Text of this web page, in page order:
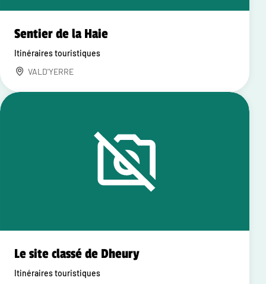
Sentier de la Haie
Itinéraires touristiques
VALD'YERRE
Le site classé de Dheury
Itinéraires touristiques